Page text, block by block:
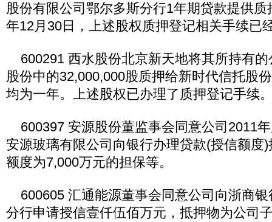
股份有限公司鄂尔多斯分行1年期贷款提供
年12月30日，上述股权质押登记相关手续已
600291 西水股份北京新天地将其所持有的
股份中的32,000,000股质押给新时代信托股
均为一年。上述股权已办理了质押登记手续
600397 安源股份董监事会同意公司2011
安源玻璃有限公司向银行办理贷款(授信额度
额度为7,000万元的担保等。
600605 汇通能源董事会同意公司向浙商银
分行申请授信壹仟伍佰万元，抵押物为公司